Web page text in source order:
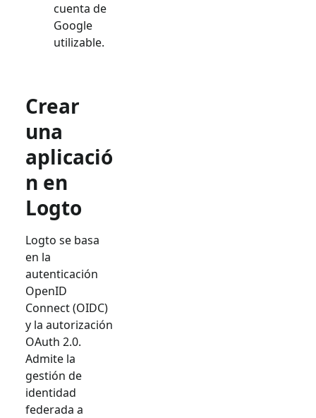
cuenta de
Google
utilizable.
Crear
una
aplicació
n en
Logto
Logto se basa
en la
autenticación
OpenID
Connect (OIDC)
y la autorización
OAuth 2.0.
Admite la
gestión de
identidad
federada a